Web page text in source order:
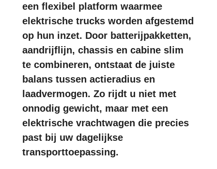
een flexibel platform waarmee
elektrische trucks worden afgestemd
op hun inzet. Door batterijpakketten,
aandrijflijn, chassis en cabine slim
te combineren, ontstaat de juiste
balans tussen actieradius en
laadvermogen. Zo rijdt u niet met
onnodig gewicht, maar met een
elektrische vrachtwagen die precies
past bij uw dagelijkse
transporttoepassing.